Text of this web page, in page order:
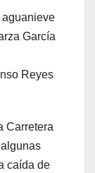
aguanieve
García
Reyes
Carretera
caída de